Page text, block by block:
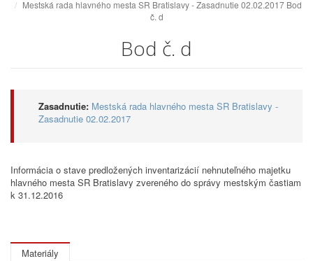
Mestská rada hlavného mesta SR Bratislavy - Zasadnutie 02.02.2017 Bod
č. d
Bod č. d
Zasadnutie: Mestská rada hlavného mesta SR Bratislavy -
Zasadnutie 02.02.2017
Informácia o stave predložených inventarizácií nehnuteľného majetku
hlavného mesta SR Bratislavy zvereného do správy mestským častiam
k 31.12.2016
Materiály